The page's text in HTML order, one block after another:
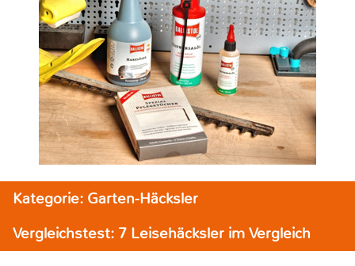
Kategorie: Garten-Häcksler
Vergleichstest: 7 Leisehäcksler im Vergleich